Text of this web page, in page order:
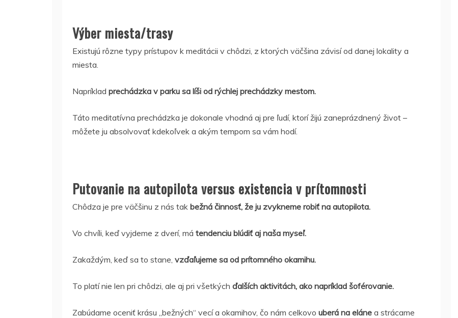
Výber miesta/trasy
Existujú rôzne typy prístupov k meditácii v chôdzi, z ktorých väčšina závisí od danej lokality a
miesta.
Napríklad prechádzka v parku sa líši od rýchlej prechádzky mestom.
Táto meditatívna prechádzka je dokonale vhodná aj pre ľudí, ktorí žijú zaneprázdnený život –
môžete ju absolvovať kdekoľvek a akým tempom sa vám hodí.
Putovanie na autopilota versus existencia v prítomnosti
Chôdza je pre väčšinu z nás tak bežná činnosť, že ju zvykneme robiť na autopilota.
Vo chvíli, keď vyjdeme z dverí, má tendenciu blúdiť aj naša myseľ.
Zakaždým, keď sa to stane, vzďaľujeme sa od prítomného okamihu.
To platí nie len pri chôdzi, ale aj pri všetkých ďalších aktivitách, ako napríklad šoférovanie.
Zabúdame oceniť krásu „bežných“ vecí a okamihov, čo nám celkovo uberá na eláne a strácame